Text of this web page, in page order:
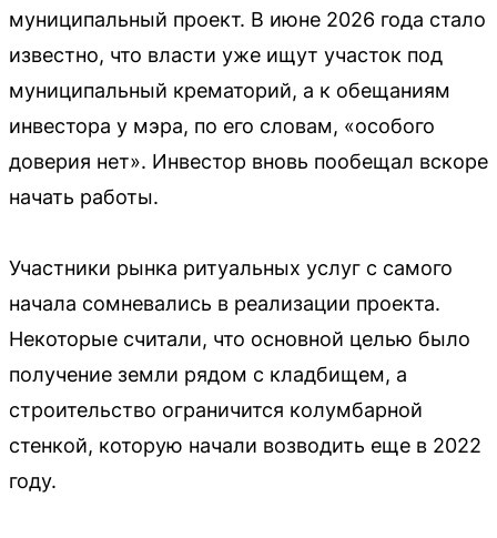
муниципальный проект. В июне 2026 года стало
известно, что власти уже ищут участок под
муниципальный крематорий, а к обещаниям
инвестора у мэра, по его словам, «особого
доверия нет». Инвестор вновь пообещал вскоре
начать работы.
Участники рынка ритуальных услуг с самого
начала сомневались в реализации проекта.
Некоторые считали, что основной целью было
получение земли рядом с кладбищем, а
строительство ограничится колумбарной
стенкой, которую начали возводить еще в 2022
году.